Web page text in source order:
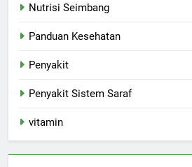
Nutrisi Seimbang
Panduan Kesehatan
Penyakit
Penyakit Sistem Saraf
vitamin